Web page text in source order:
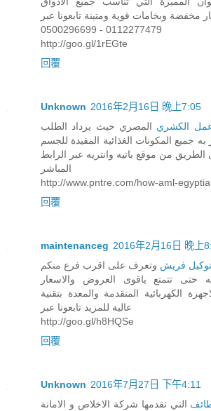
مخفضة وبخامات قوية ومتينة تابعونا عبر
0500296699 - 0112277479
http://goo.gl/1rEGte
回覆
Unknown 2016年2月16日 晚上7:05
الكشري المصري حيث يزداد الطلب
به جميع المكونات الغذائية المفيدة للجسم
من موقع باتيه وانتريه عبر الرابط
المباشر
http://www.pntre.com/how-aml-
回覆
maintenanceg 2016年2月16日 晚上
توكيل فريش وتعرف على اقرب فرع منكم
حتى تتمتع ياقوى العروض والاسعار
الكهربائية المتقدمة والمعدة بتقنية
عالية للمزيد تابعونا عبر
http://goo.gl/h8HQSe
回覆
Unknown 2016年7月27日 下午4:11
التي تقدمها شركة الاخلاص و الامانة